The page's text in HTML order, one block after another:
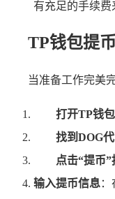
有充足的手续费
TP钱包提
当准备工作完美
打开TP钱包
找到DOG
点击“提币”
输入提币信息